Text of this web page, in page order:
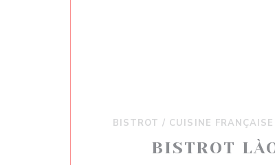
BISTROT / CUISINE
BISTROT